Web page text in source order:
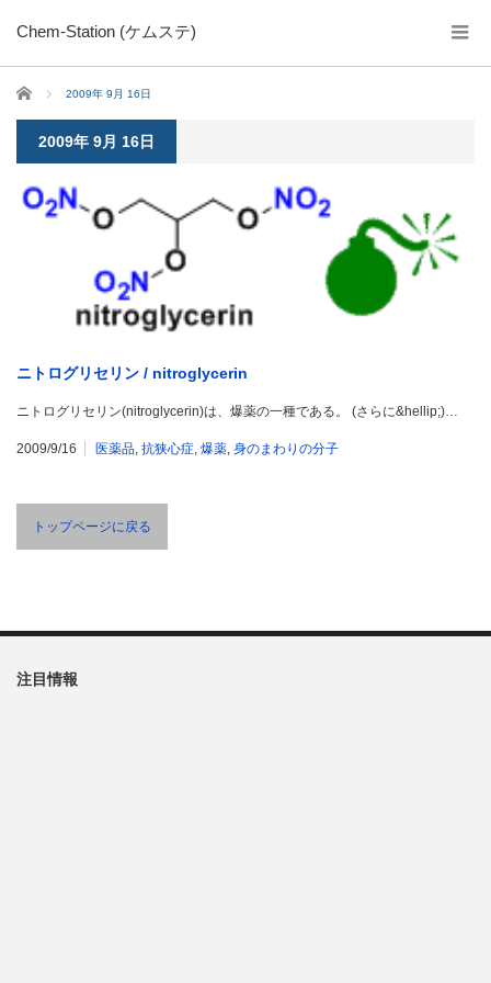
Chem-Station (ケムステ)
ホーム 2009年 9月 16日
2009年 9月 16日
ニトログリセリン / nitroglycerin
ニトログリセリン(nitroglycerin)は、爆薬の一種である。 (さらに&hellip;)…
2009/9/16 医薬品, 抗狭心症, 爆薬, 身のまわりの分子
トップページに戻る
注目情報